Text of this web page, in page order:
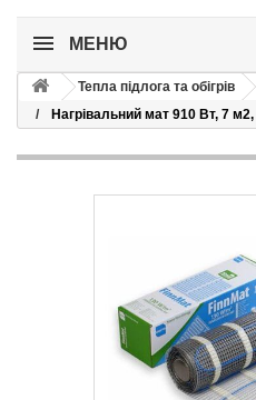
МЕНЮ
Тепла підлога та обігрів
Нагрівальний мат 910 Вт, 7